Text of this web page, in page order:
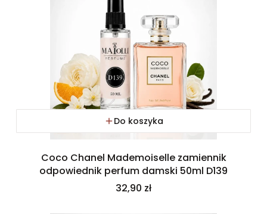
Do koszyka
Coco Chanel Mademoiselle zamiennik
odpowiednik perfum damski 50ml D139
Cena
32,90 zł